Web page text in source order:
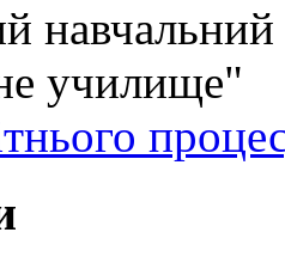
навчальний
училище"